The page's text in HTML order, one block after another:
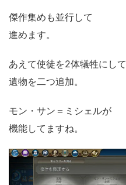
傑作集めも並行して
進めます。
あえて使徒を2体犠牲にして
遺物を二つ追加。
モン・サン＝ミシェルが
機能してますね。